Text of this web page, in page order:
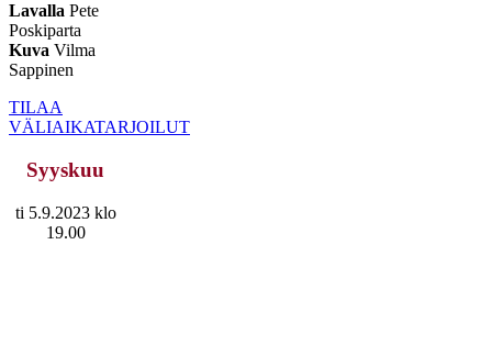
Lavalla Pete
Poskiparta
Kuva Vilma
Sappinen
TILAA
VÄLIAIKATARJOILUT
Syyskuu
ti 5.9.2023 klo
19.00